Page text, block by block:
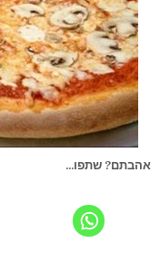
אהבתם? שתפו...